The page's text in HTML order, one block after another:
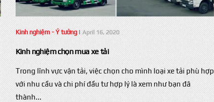
Kinh nghiệm - Ý tưởng| April 16, 2020
Kinh nghiệm chọn mua xe tải
Trong lĩnh vực vận tải, việc chọn cho mình loại xe tải phù hợp
với nhu cầu và chi phí đầu tư hợp lý là xem như bạn đã
thành...